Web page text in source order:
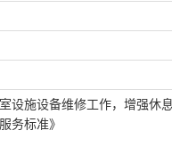
设施设备维修工作，增强休
务标准》